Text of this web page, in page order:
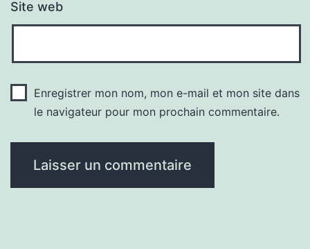
Site web
Enregistrer mon nom, mon e-mail et mon site dans
le navigateur pour mon prochain commentaire.